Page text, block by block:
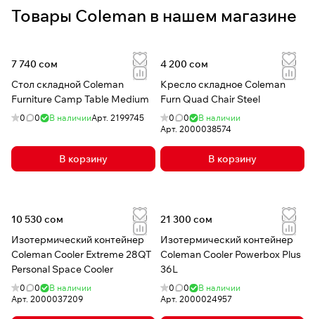
рабочий день фермеров и работяг, заменяя собой
сотни свечей. Сегодня ассортимент Coleman
продукцию, а продукция создается на основе
знаний и опыта, полученных путешественниками со
всех уголков света.
Товары Coleman в нашем магазине
7 740 сом
Стол складной Coleman
Furniture Camp Table Medium
0 0 В наличииАрт. 2199745
В корзину
4 200 сом
Кресло складное Coleman
Furn Quad Chair Steel
0 0
В наличии
Арт. 2000038574
В корзину
10 530 сом
Изотермический контейнер
Coleman Cooler Extreme 28QT
Personal Space Cooler
0 0
В наличии
Арт. 2000037209
21 300 сом
Изотермический контейнер
Coleman Cooler Powerbox Plus
36L
0 0
В наличии
Арт. 2000024957